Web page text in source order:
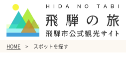
HOME スポットを探す